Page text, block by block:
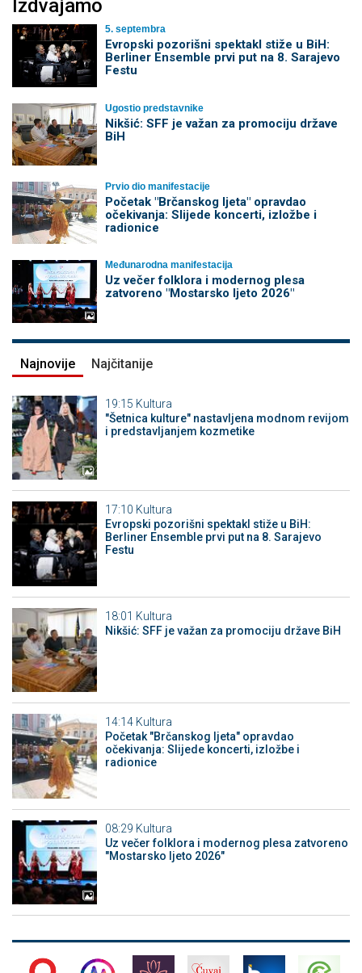
Izdvajamo
5. septembra
Evropski pozorišni spektakl stiže u BiH:
Berliner Ensemble prvi put na 8. Sarajevo
Festu
Ugostio predstavnike
Nikšić: SFF je važan za promociju države
BiH
Prvio dio manifestacije
Početak "Brčanskog ljeta" opravdao
očekivanja: Slijede koncerti, izložbe i
radionice
Međunarodna manifestacija
Uz večer folklora i modernog plesa
zatvoreno "Mostarsko ljeto 2026"
Najnovije Najčitanije
19:15 Kultura
"Šetnica kulture" nastavljena modnom revijom
i predstavljanjem kozmetike
17:10 Kultura
Evropski pozorišni spektakl stiže u BiH:
Berliner Ensemble prvi put na 8. Sarajevo
Festu
18:01 Kultura
Nikšić: SFF je važan za promociju države BiH
14:14 Kultura
Početak "Brčanskog ljeta" opravdao
očekivanja: Slijede koncerti, izložbe i
radionice
08:29 Kultura
Uz večer folklora i modernog plesa zatvoreno
"Mostarsko ljeto 2026"